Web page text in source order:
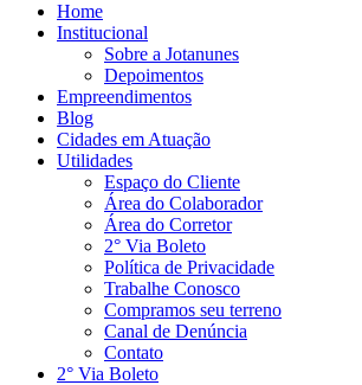
Home
Institucional
Sobre a Jotanunes
Depoimentos
Empreendimentos
Blog
Cidades em Atuação
Utilidades
Espaço do Cliente
Área do Colaborador
Área do Corretor
2° Via Boleto
Política de Privacidade
Trabalhe Conosco
Compramos seu terreno
Canal de Denúncia
Contato
2° Via Boleto